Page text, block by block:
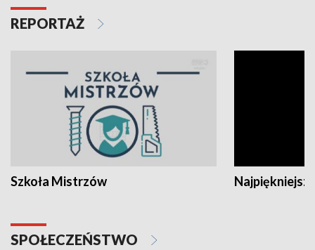
REPORTAŻ
Szkoła Mistrzów
SPOŁECZEŃSTWO